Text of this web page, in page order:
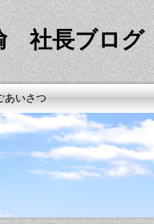
社長ブログ
あいさつ